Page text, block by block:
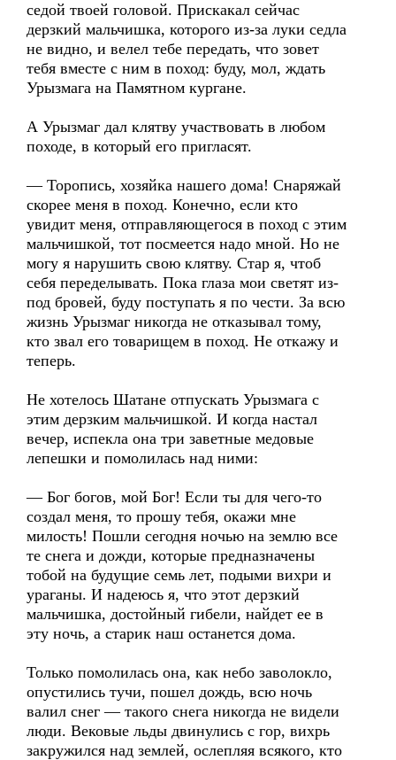
седой твоей головой. Прискакал сейчас
дерзкий мальчишка, которого из-за луки седла
не видно, и велел тебе передать, что зовет
тебя вместе с ним в поход: буду, мол, ждать
Урызмага на Памятном кургане.
А Урызмаг дал клятву участвовать в любом
походе, в который его пригласят.
— Торопись, хозяйка нашего дома! Снаряжай
скорее меня в поход. Конечно, если кто
увидит меня, отправляющегося в поход с этим
мальчишкой, тот посмеется надо мной. Но не
могу я нарушить свою клятву. Стар я, чтоб
себя переделывать. Пока глаза мои светят из-
под бровей, буду поступать я по чести. За всю
жизнь Урызмаг никогда не отказывал тому,
кто звал его товарищем в поход. Не откажу и
теперь.
Не хотелось Шатане отпускать Урызмага с
этим дерзким мальчишкой. И когда настал
вечер, испекла она три заветные медовые
лепешки и помолилась над ними:
— Бог богов, мой Бог! Если ты для чего-то
создал меня, то прошу тебя, окажи мне
милость! Пошли сегодня ночью на землю все
те снега и дожди, которые предназначены
тобой на будущие семь лет, подыми вихри и
ураганы. И надеюсь я, что этот дерзкий
мальчишка, достойный гибели, найдет ее в
эту ночь, а старик наш останется дома.
Только помолилась она, как небо заволокло,
опустились тучи, пошел дождь, всю ночь
валил снег — такого снега никогда не видели
люди. Вековые льды двинулись с гор, вихрь
закружился над землей, ослепляя всякого, кто